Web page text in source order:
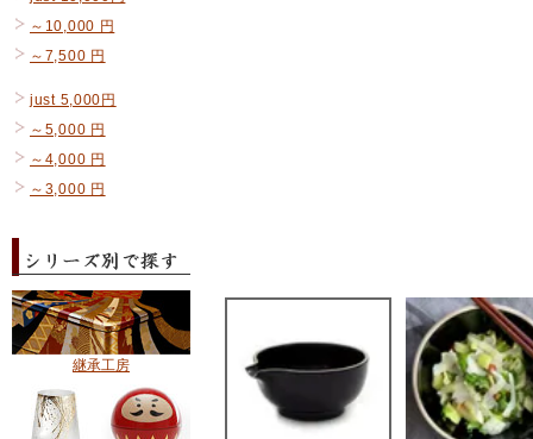
～10,000 円
～7,500 円
just 5,000円
～5,000 円
～4,000 円
～3,000 円
継承工房